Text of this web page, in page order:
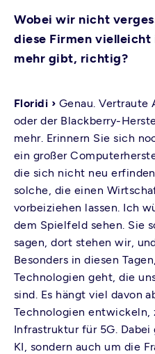
Wobei wir nicht
diese Firmen
mehr gibt, richtig?
Floridi › Genau. Vertraute
oder der Blackberry-
mehr. Erinnern Sie sich
ein großer
die sich nicht neu
solche, die einen
vorbeiziehen lassen. Ich
dem Spielfeld sehen. Sie
sagen, dort stehen wir,
Besonders in diesen
Technologien geht, die
sind. Es hängt viel davon
Technologien entwickeln,
Infrastruktur für 5G.
KI, sondern auch um die